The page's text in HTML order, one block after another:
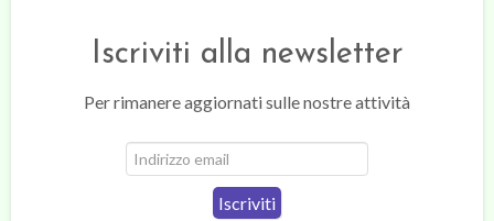
Iscriviti alla newsletter
Per rimanere aggiornati sulle nostre attività